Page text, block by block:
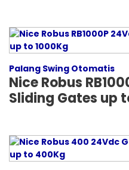
Palang Swing Otomatis
Nice Robus
Sliding Gates up